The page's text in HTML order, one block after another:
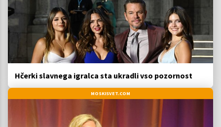
Hčerki slavnega igralca sta ukradli vso pozornost
MOSKISVET.COM